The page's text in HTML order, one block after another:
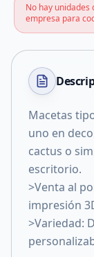
No hay unidades
empresa para
Macetas
uno en
cactus o
escritorio.
>Venta al
impresión
>Variedad: